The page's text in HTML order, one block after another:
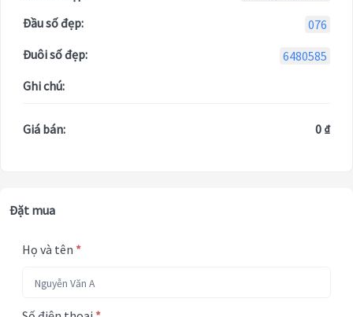
Đầu số đẹp:
076
Đuôi số đẹp:
6480585
Ghi chú:
Giá bán: 0 ₫
Đặt mua
Họ và tên *